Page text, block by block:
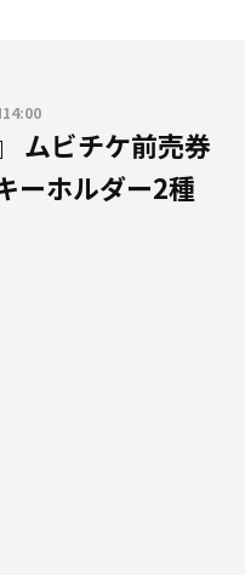
ムビチケ前売券
ーホルダー2種